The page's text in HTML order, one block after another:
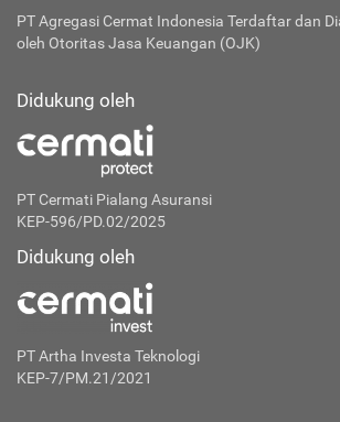
PT Agregasi Cermat Indonesia Terdaftar dan
oleh Otoritas Jasa Keuangan (OJK)
Didukung oleh
PT Cermati Pialang Asuransi
KEP-596/PD.02/2025
Didukung oleh
PT Artha Investa Teknologi
KEP-7/PM.21/2021